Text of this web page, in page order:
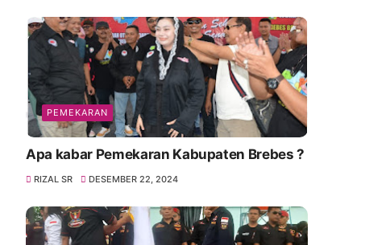
PEMEKARAN
Apa kabar Pemekaran Kabupaten Brebes ?
RIZAL SR DESEMBER 22, 2024